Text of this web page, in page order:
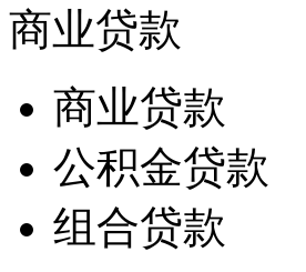
商业贷款
商业贷款
公积金贷款
组合贷款